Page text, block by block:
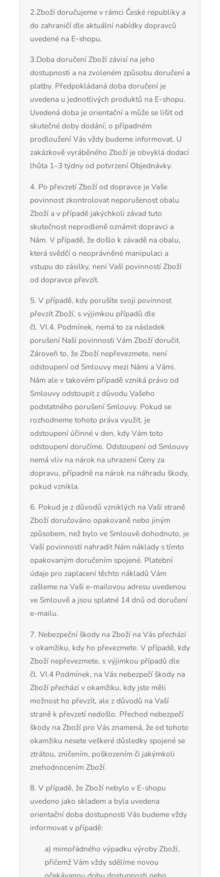
2.Zboží doručujeme v rámci České republiky a
do zahraničí dle aktuální nabídky dopravců
uvedené na E-shopu.
3.Doba doručení Zboží závisí na jeho
dostupnosti a na zvoleném způsobu doručení a
platby. Předpokládaná doba doručení je
uvedena u jednotlivých produktů na E-shopu.
Uvedená doba je orientační a může se lišit od
skutečné doby dodání; o případném
prodloužení Vás vždy budeme informovat. U
zakázkově vyráběného Zboží je obvyklá dodací
lhůta 1–3 týdny od potvrzení Objednávky.
4. Po převzetí Zboží od dopravce je Vaše
povinnost zkontrolovat neporušenost obalu
Zboží a v případě jakýchkoli závad tuto
skutečnost neprodleně oznámit dopravci a
Nám. V případě, že došlo k závadě na obalu,
která svědčí o neoprávněné manipulaci a
vstupu do zásilky, není Vaší povinností Zboží
od dopravce převzít.
5. V případě, kdy porušíte svoji povinnost
převzít Zboží, s výjimkou případů dle
čl. VI.4. Podmínek, nemá to za následek
porušení Naší povinnosti Vám Zboží doručit.
Zároveň to, že Zboží nepřevezmete, není
odstoupení od Smlouvy mezi Námi a Vámi.
Nám ale v takovém případě vzniká právo od
Smlouvy odstoupit z důvodu Vašeho
podstatného porušení Smlouvy. Pokud se
rozhodneme tohoto práva využít, je
odstoupení účinné v den, kdy Vám toto
odstoupení doručíme. Odstoupení od Smlouvy
nemá vliv na nárok na uhrazení Ceny za
dopravu, případně na nárok na náhradu škody,
pokud vznikla.
6. Pokud je z důvodů vzniklých na Vaší straně
Zboží doručováno opakovaně nebo jiným
způsobem, než bylo ve Smlouvě dohodnuto, je
Vaší povinností nahradit Nám náklady s tímto
opakovaným doručením spojené. Platební
údaje pro zaplacení těchto nákladů Vám
zašleme na Vaši e-mailovou adresu uvedenou
ve Smlouvě a jsou splatné 14 dnů od doručení
e-mailu.
7. Nebezpeční škody na Zboží na Vás přechází
v okamžiku, kdy ho převezmete. V případě, kdy
Zboží nepřevezmete, s výjimkou případů dle
čl. VI.4 Podmínek, na Vás nebezpečí škody na
Zboží přechází v okamžiku, kdy jste měli
možnost ho převzít, ale z důvodů na Vaší
straně k převzetí nedošlo. Přechod nebezpečí
škody na Zboží pro Vás znamená, že od tohoto
okamžiku nesete veškeré důsledky spojené se
ztrátou, zničením, poškozením či jakýmkoli
znehodnocením Zboží.
8. V případě, že Zboží nebylo v E-shopu
uvedeno jako skladem a byla uvedena
orientační doba dostupnosti Vás budeme vždy
informovat v případě:
a) mimořádného výpadku výroby Zboží,
přičemž Vám vždy sdělíme novou